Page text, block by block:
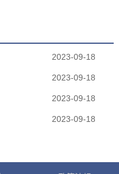
2023-09-18
2023-09-18
2023-09-18
2023-09-18